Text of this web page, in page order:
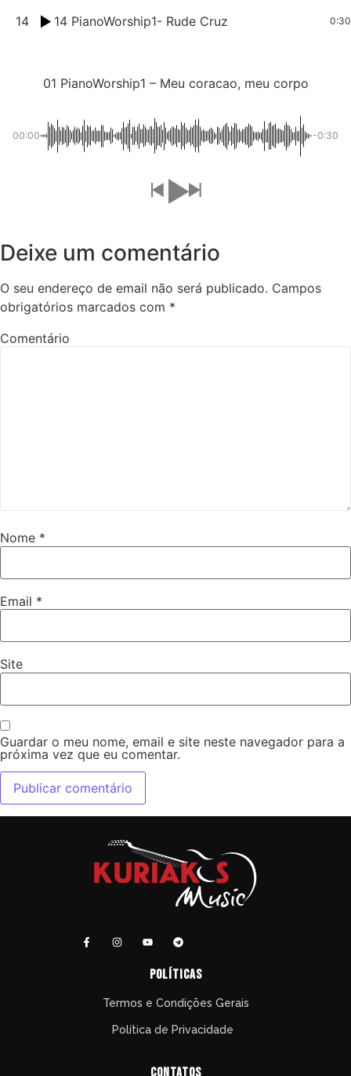
14 14 PianoWorship1- Rude Cruz 0:30
01 PianoWorship1 – Meu coracao, meu corpo
00:00 -0:30
Deixe um comentário
O seu endereço de email não será publicado. Campos
obrigatórios marcados com *
Comentário
Nome *
Email *
Site
Guardar o meu nome, email e site neste navegador para a
próxima vez que eu comentar.
políticas
Termos e Condições Gerais
Política de Privacidade
Contatos